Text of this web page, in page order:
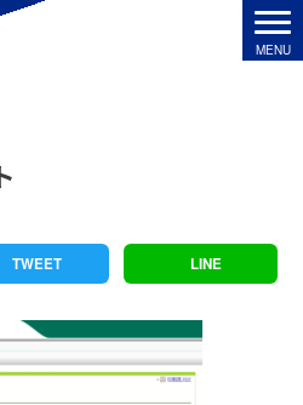
TWEET LINE